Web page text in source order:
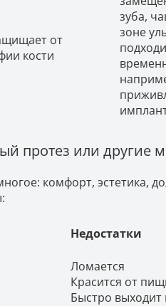
от
кости
зуба,
зоне
протез или другие
комфорт, эстетика,
Недостатки
Ломается
Красится от
Быстро выходит